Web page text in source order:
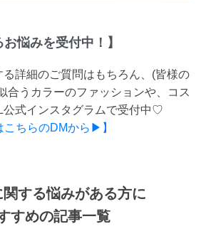
お悩みを受付中！】
詳細のご質問はもちろん、(皆様の
合うカラーのファッションや、コス
公式インスタグラムで受付中♡
こちらのDMから▶】
関する悩みがある方に
すめの記事一覧